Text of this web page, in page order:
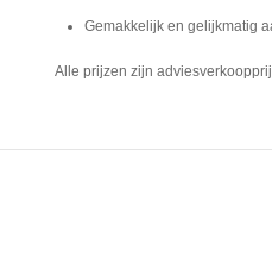
Gemakkelijk en gelijkmatig
Alle prijzen zijn